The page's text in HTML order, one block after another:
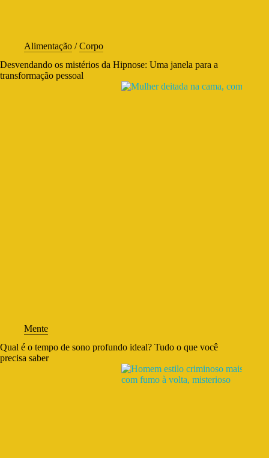
Alimentação /Corpo
Desvendando os mistérios da Hipnose: Uma janela para a
transformação pessoal
Mente
Qual é o tempo de sono profundo ideal? Tudo o que você
precisa saber